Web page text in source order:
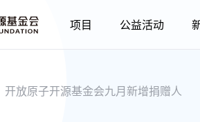
项目 公益活动
开放原子开源基金会九月新增捐赠人